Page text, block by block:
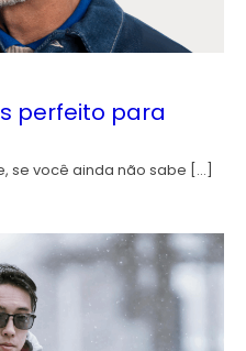
perfeito para
se você ainda não sabe […]